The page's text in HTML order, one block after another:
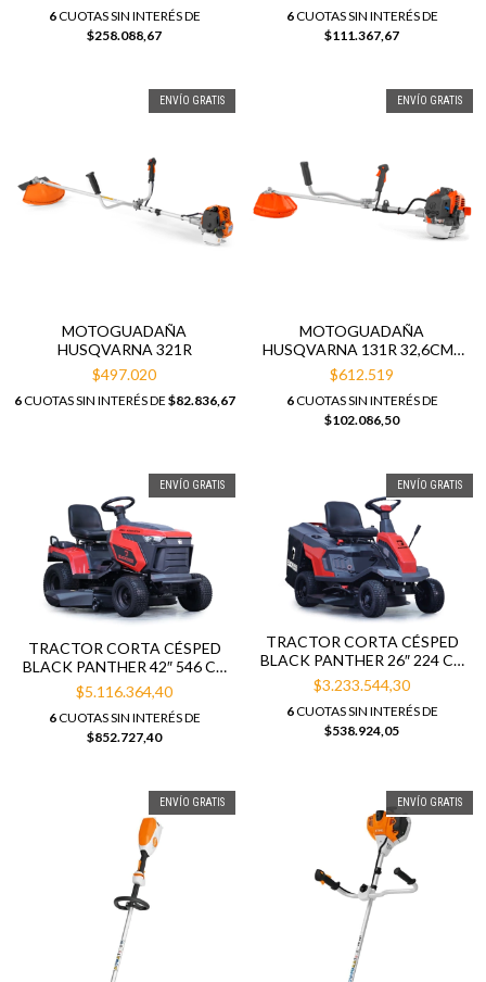
6CUOTAS SIN INTERÉS DE
$258.088,67
6CUOTAS SIN INTERÉS DE
$111.367,67
ENVÍO GRATIS
MOTOGUADAÑA
HUSQVARNA 321R
$497.020
6CUOTAS SIN INTERÉS DE $82.836,67
ENVÍO GRATIS
MOTOGUADAÑA
HUSQVARNA 131R 32,6CM3
S/CABEZAL
$612.519
6CUOTAS SIN INTERÉS DE
$102.086,50
ENVÍO GRATIS
TRACTOR CORTA CÉSPED
BLACK PANTHER 42″ 546 CC
BP-TC4215H
$5.116.364,40
6CUOTAS SIN INTERÉS DE
$852.727,40
ENVÍO GRATIS
TRACTOR CORTA CÉSPED
BLACK PANTHER 26″ 224 CC
BP-TC2670H
$3.233.544,30
6CUOTAS SIN INTERÉS DE
$538.924,05
ENVÍO GRATIS ENVÍO GRATIS